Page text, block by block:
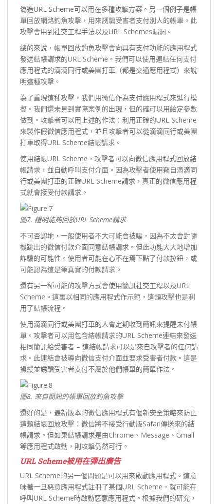
偽造URL Scheme可以用在多種攻擊方案。另一個例子是帳
單回放網路釣魚攻擊，用來誘騙受害者支付別人的帳單。此
攻擊會用到社交工程手法以及URL Schemes漏洞。
總的來說，帳單回放釣魚攻擊會向具有支付功能的應用程式
發送結帳請求的URL Scheme。我們可以使用連結任何支付
應用程式的滴滴同行或美團打車（都是交通應用程式）來說
明這種攻擊。
為了重現這種攻擊，我們用微信作為支付應用程式來進行模
擬。我們還未見到實際案例的出現，但的確可以用給定參數
做到。攻擊者可以用上述的作法：利用正確的URL Scheme
來製作假微信應用程式，並且攻擊者可以從滴滴同行或美團
打車取得URL Scheme結帳請求。
使用結帳URL Scheme，攻擊者可以向微信應用程式回放結
帳請求，並自動呼叫支付介面。因為攻擊者使用竊自滴滴同
行或美團打車的正確URL Scheme請求，真正的微信應用程
式就會接受付款請求。
圖7. 證明能夠回放URL Scheme請求
不可否認地，一般使用者不大可能會被騙，因為不太會對隨
機跳出的微信付款介面同意結帳請求。但此功能大大地增加
詐騙的可能性。使用者可能在心不在焉下點了付款按鈕，或
可能認為這是筆真實的付款請求。
還有另一種可能的攻擊方式會使用簡訊社交工程以及URL
Scheme。這裏以相同的應用程式作示範，這類攻擊也是利
用了結帳流程。
使用滴滴同行或美團打車的人會定期收到簡訊來提醒未付帳
單。攻擊者可以用包含結帳請求的URL Scheme連結來發送
相同簡訊給受害者 – 這結帳請求可以是來自攻擊者的任何請
求。此連結會被導向微信支付介面並要求受害者付款。這是
操縱並誘騙受害者支付不屬於他們帳單的簡單作法。
圖8. 來自簡訊的帳單回放釣魚攻擊
還好的是，最新版本的微信應用程式有個新安全策略來防止
這類結帳回放攻擊：微信將不接受行動版Safari傳送來的結
帳請求。但如果結帳請求是由Chrome、Message、Gmail
等應用程式啟動，則攻擊仍然可行。
URL Scheme被用在彈出廣告
URL Scheme的另一個問題是可以用來啟動應用程式。這意
味著一旦惡意應用程式註冊了某個URL Scheme，就可能在
呼叫URL Scheme時啟動惡意應用程式。根據我們的研究，